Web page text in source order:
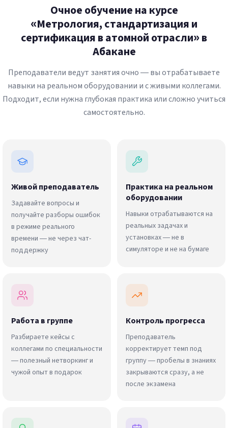
Очное обучение на курсе
«Метрология, стандартизация и
сертификация в атомной отрасли» в
Абакане
Преподаватели ведут занятия очно — вы отрабатываете
навыки на реальном оборудовании и с живыми коллегами.
Подходит, если нужна глубокая практика или сложно учиться
самостоятельно.
Живой преподаватель
Задавайте вопросы и
получайте разборы ошибок
в режиме реального
времени — не через чат-
поддержку
Практика на реальном
оборудовании
Навыки отрабатываются на
реальных задачах и
установках — не в
симуляторе и не на бумаге
Работа в группе
Разбираете кейсы с
коллегами по специальности
— полезный нетворкинг и
чужой опыт в подарок
Контроль прогресса
Преподаватель
корректирует темп под
группу — пробелы в знаниях
закрываются сразу, а не
после экзамена